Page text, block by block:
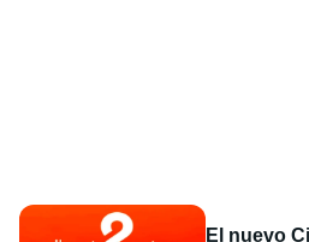
El nuevo